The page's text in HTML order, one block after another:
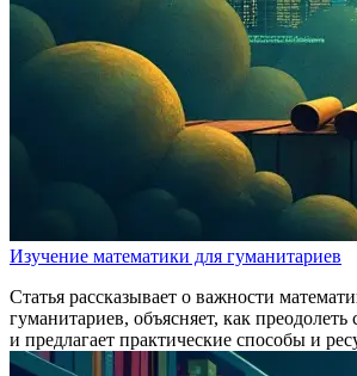
Изучение математики для гуманитариев
Статья рассказывает о важности
гуманитариев, объясняет, как преодолеть
и предлагает практические способы и